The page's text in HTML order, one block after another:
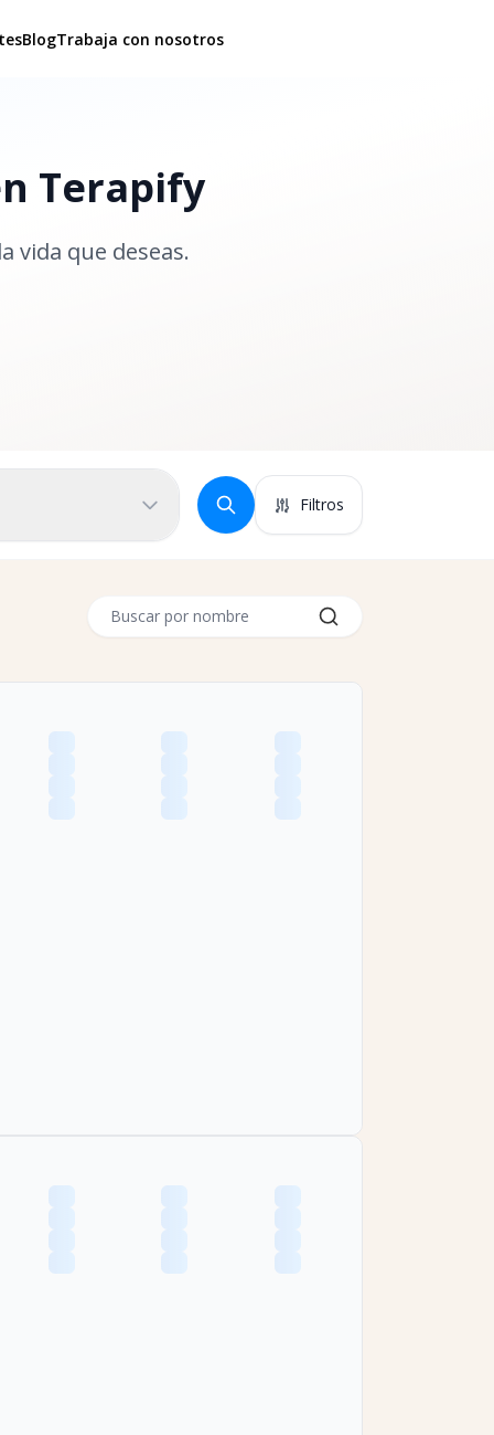
BlogTrabaja con nosotros
Terapify
vida que deseas.
Filtros
Buscar por nombre